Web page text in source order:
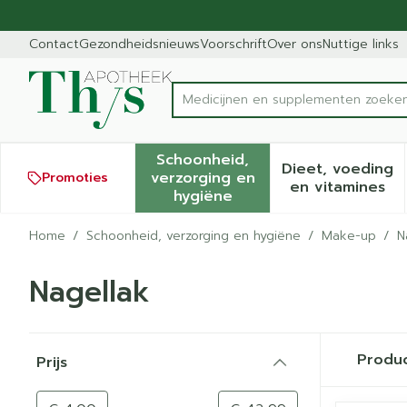
ContactGezondheidsnieuwsVoorschriftOver onsNuttige links
Product, merk, categorie...
Medici
Promoties
Schoonheid,
verzorging en
hygiëneToon submenu voor
Dieet, voeding
en vitamines
Toon
Home / Schoonheid, verzorging en hygiëne / Make-up /
Nagellak
Prijs